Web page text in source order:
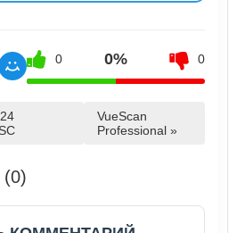
0 0% 0
VueScan
Professional »
(0)